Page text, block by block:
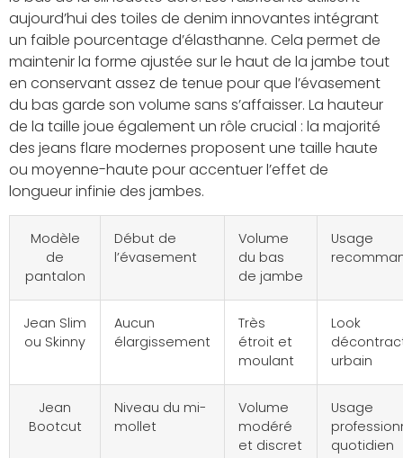
aujourd’hui des toiles de denim innovantes intégrant
un faible pourcentage d’élasthanne. Cela permet de
maintenir la forme ajustée sur le haut de la jambe tout
en conservant assez de tenue pour que l’évasement
du bas garde son volume sans s’affaisser. La hauteur
de la taille joue également un rôle crucial : la majorité
des jeans flare modernes proposent une taille haute
ou moyenne-haute pour accentuer l’effet de
longueur infinie des jambes.
Modèle
de
pantalon
Début de
l’évasement
Volume
du bas
de jambe
Usage
Jean Slim
ou Skinny
Aucun
élargissement
Très
étroit et
moulant
Look
urbain
Jean
Bootcut
Niveau du mi-
mollet
Volume
modéré
et discret
Usage
quotidien